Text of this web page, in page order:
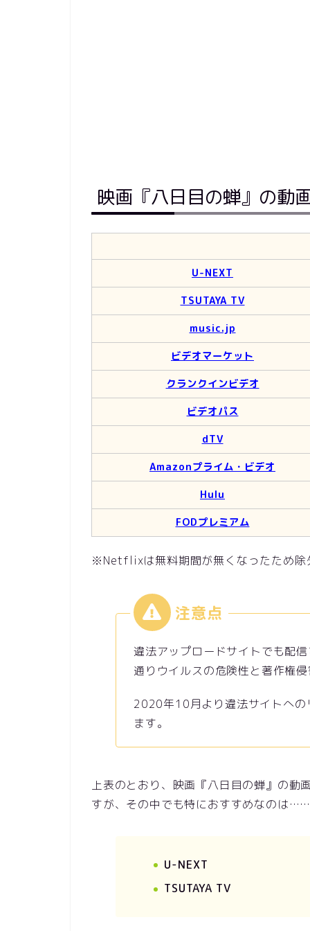
映画『八日目の蝉』の動
U-NEXT
TSUTAYA TV
music.jp
ビデオマーケット
クランクインビデオ
ビデオパス
dTV
Amazonプライム・ビデオ
Hulu
FODプレミアム
※Netflixは無料期間が無くなったため除
違法アップロードサイトでも配
通りウイルスの危険性と著作権
2020年10月より違法サイトへの
ます。
上表のとおり、映画『八日目の蝉』の
すが、その中でも特におすすめなのは
U-NEXT
TSUTAYA TV